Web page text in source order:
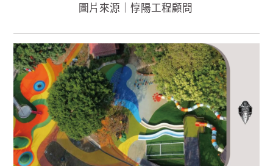
圖片來源｜惇陽工程顧問